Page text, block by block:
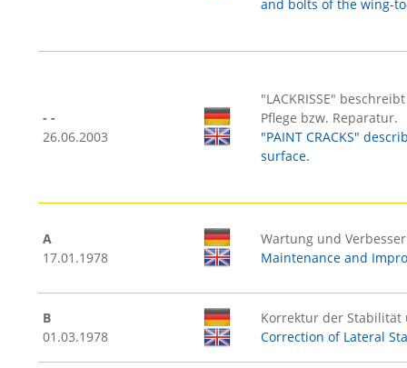
and bolts of the wing-
- -
26.06.2003
"LACKRISSE"
Pflege bzw. Reparatur.
"PAINT CRACKS"
surface.
A
17.01.1978
Wartung und
Maintenance and
B
01.03.1978
Korrektur der Stabilität
Correction of Lateral